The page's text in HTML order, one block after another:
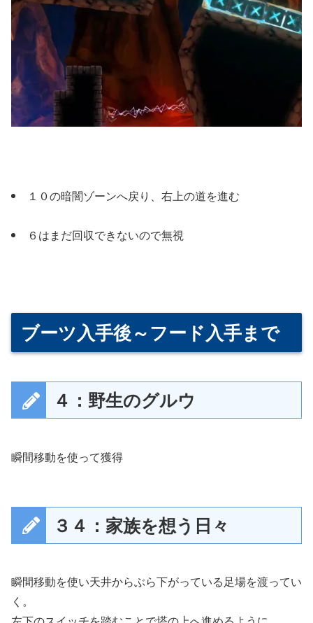
１０の暗闇ゾーンへ戻り、右上の道を進む
６はまだ回収できないので無視
ブーツ入手後～フード入手まで
４：野生のグルウ
瞬間移動を使って獲得
３４：家族を想う日々
瞬間移動を使い天井からぶら下がっている足場を渡ってい
く。